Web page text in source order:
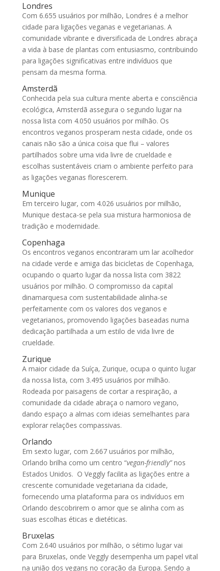
Londres
Com 6.655 usuários por milhão, Londres é a melhor
cidade para ligações veganas e vegetarianas. A
comunidade vibrante e diversificada de Londres abraça
a vida à base de plantas com entusiasmo, contribuindo
para ligações significativas entre indivíduos que
pensam da mesma forma.
Amsterdã
Conhecida pela sua cultura mente aberta e consciência
ecológica, Amsterdã assegura o segundo lugar na
nossa lista com 4.050 usuários por milhão. Os
encontros veganos prosperam nesta cidade, onde os
canais não são a única coisa que flui – valores
partilhados sobre uma vida livre de crueldade e
escolhas sustentáveis criam o ambiente perfeito para
as ligações veganas florescerem.
Munique
Em terceiro lugar, com 4.026 usuários por milhão,
Munique destaca-se pela sua mistura harmoniosa de
tradição e modernidade.
Copenhaga
Os encontros veganos encontraram um lar acolhedor
na cidade verde e amiga das bicicletas de Copenhaga,
ocupando o quarto lugar da nossa lista com 3822
usuários por milhão. O compromisso da capital
dinamarquesa com sustentabilidade alinha-se
perfeitamente com os valores dos veganos e
vegetarianos, promovendo ligações baseadas numa
dedicação partilhada a um estilo de vida livre de
crueldade.
Zurique
A maior cidade da Suíça, Zurique, ocupa o quinto lugar
da nossa lista, com 3.495 usuários por milhão.
Rodeada por paisagens de cortar a respiração, a
comunidade da cidade abraça o namoro vegano,
dando espaço a almas com ideias semelhantes para
explorar relações compassivas.
Orlando
Em sexto lugar, com 2.667 usuários por milhão,
Orlando brilha como um centro “vegan-friendly”nos
Estados Unidos. O Veggly facilita as ligações entre a
crescente comunidade vegetariana da cidade,
fornecendo uma plataforma para os indivíduos em
Orlando descobrirem o amor que se alinha com as
suas escolhas éticas e dietéticas.
Bruxelas
Com 2.640 usuários por milhão, o sétimo lugar vai
para Bruxelas, onde Veggly desempenha um papel vital
na união dos vegans no coração da Europa. Sendo a